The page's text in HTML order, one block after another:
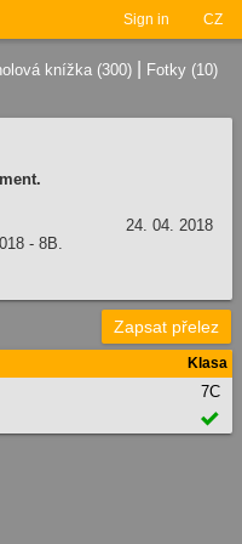
Sign in CZ
knížka (300) Fotky (10)
24. 04. 2018
- 8B.
Zapsat přelez
Klasa
7C
